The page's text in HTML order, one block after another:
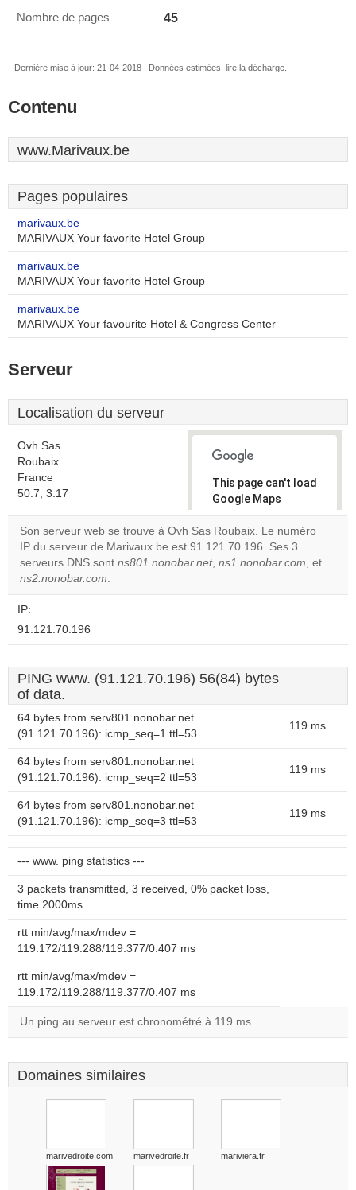
Nombre de pages 45
Dernière mise à jour: 21-04-2018 . Données estimées, lire la décharge.
Contenu
www.Marivaux.be
Pages populaires
marivaux.be
MARIVAUX Your favorite Hotel Group
marivaux.be
MARIVAUX Your favorite Hotel Group
marivaux.be
MARIVAUX Your favourite Hotel & Congress Center
Serveur
Localisation du serveur
Ovh Sas
Roubaix
France
50.7, 3.17
This page can't load
Google Maps
correctly.
Do you
own this
OK
Son serveur web se trouve à Ovh Sas Roubaix. Le numéro
IP du serveur de Marivaux.be est 91.121.70.196. Ses 3
serveurs DNS sont ns801.nonobar.net, ns1.nonobar.com, et
ns2.nonobar.com.
IP:
91.121.70.196
PING www. (91.121.70.196) 56(84) bytes
of data.
64 bytes from serv801.nonobar.net
(91.121.70.196): icmp_seq=1 ttl=53
119 ms
64 bytes from serv801.nonobar.net
(91.121.70.196): icmp_seq=2 ttl=53
119 ms
64 bytes from serv801.nonobar.net
(91.121.70.196): icmp_seq=3 ttl=53
119 ms
--- www. ping statistics ---
3 packets transmitted, 3 received, 0% packet loss,
time 2000ms
rtt min/avg/max/mdev =
119.172/119.288/119.377/0.407 ms
rtt min/avg/max/mdev =
119.172/119.288/119.377/0.407 ms
Un ping au serveur est chronométré à 119 ms.
Domaines similaires
marivedroite.com marivedroite.fr mariviera.fr